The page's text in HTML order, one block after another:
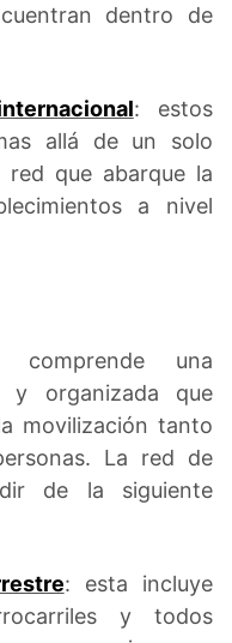
dentro de
: estos
allá de un solo
red que abarque la
a nivel
una
y organizada que
movilización tanto
La red de
de la siguiente
: esta incluye
y todos